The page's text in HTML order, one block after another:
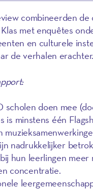
combineerden
met enquêtes
en culturele
de verhalen erachter.
scholen doen mee
is minstens één
nadrukkelijker
hun leerlingen
concentratie.